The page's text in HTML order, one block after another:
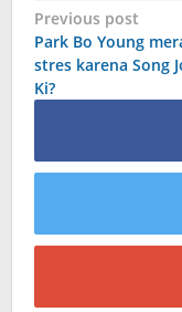
Post
navigation
Previous post
Park Bo Young
stres karena Song
Ki?